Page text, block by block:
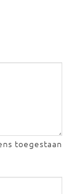
toegestaan